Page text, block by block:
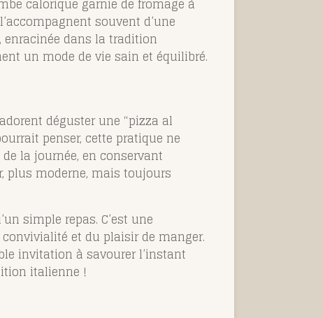
calorique garnie de fromage à
souvent d’une
enracinée dans la tradition
un mode de vie sain et équilibré.
déguster une “pizza al
penser, cette pratique ne
la journée, en conservant
plus moderne, mais toujours
simple repas. C’est une
et du plaisir de manger.
invitation à savourer l’instant
italienne !